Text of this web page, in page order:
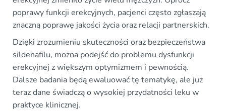
poprawy funkcji erekcyjnych, pacjenci często zgłaszają
znaczną poprawę jakości życia oraz relacji partnerskich.
Dzięki zrozumieniu skuteczności oraz bezpieczeństwa
sildenafilu, można podejść do problemu dysfunkcji
erekcyjnej z większym optymizmem i pewnością.
Dalsze badania będą ewaluować tę tematykę, ale już
teraz dane świadczą o wysokiej przydatności leku w
praktyce klinicznej.